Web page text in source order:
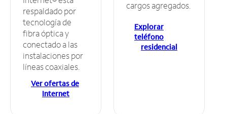
respaldado por
tecnología de
fibra óptica y
conectado a las
instalaciones por
líneas coaxiales.
Ver ofertas de
Internet
cargos agregados.
Explorar
teléfono
residencial